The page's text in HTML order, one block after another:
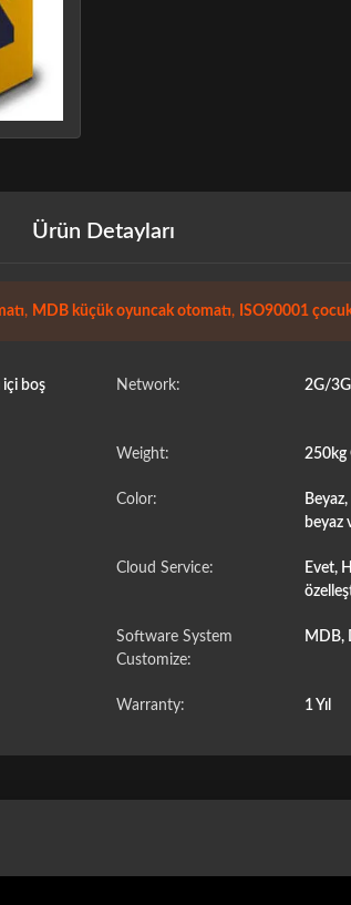
Ürün Detayları
, MDB küçük oyuncak otomatı, ISO90001
içi boş
Network: 2G/
Weight: 250kg
Color:
beyaz
Cloud Service:
Evet,
Software System
Customize:
MDB,
Warranty: 1 Yıl